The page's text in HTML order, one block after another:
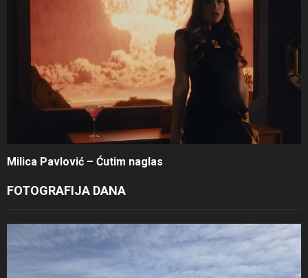
Milica Pavlović – Ćutim naglas
FOTOGRAFIJA DANA